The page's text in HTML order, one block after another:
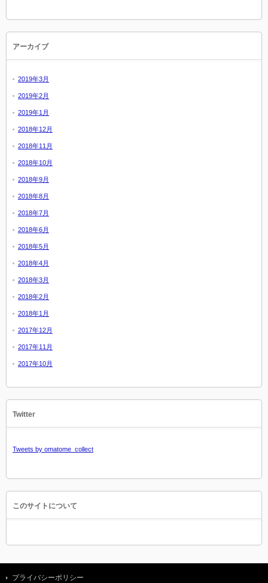
アーカイブ
2019年3月
2019年2月
2019年1月
2018年12月
2018年11月
2018年10月
2018年9月
2018年8月
2018年7月
2018年6月
2018年5月
2018年4月
2018年3月
2018年2月
2018年1月
2017年12月
2017年11月
2017年10月
Twitter
Tweets by omatome_collect
このサイトについて
プライバシーポリシー